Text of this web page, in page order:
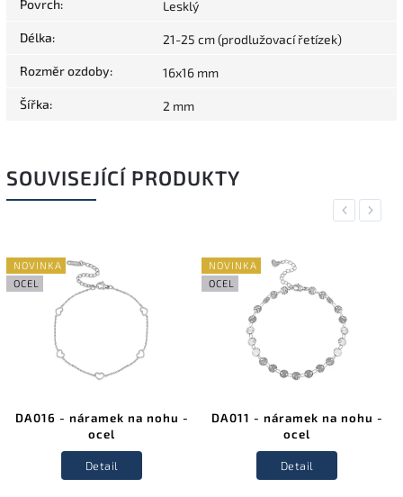
Povrch: Lesklý
Délka: 21-25 cm (prodlužovací řetízek)
Rozměr ozdoby: 16x16 mm
Šířka: 2 mm
SOUVISEJÍCÍ PRODUKTY
Previous
NOVINKA
OCEL
DA016 - náramek na nohu -
ocel
Detail
NOVINKA
OCEL
DA011 - náramek na nohu -
ocel
Detail
Next